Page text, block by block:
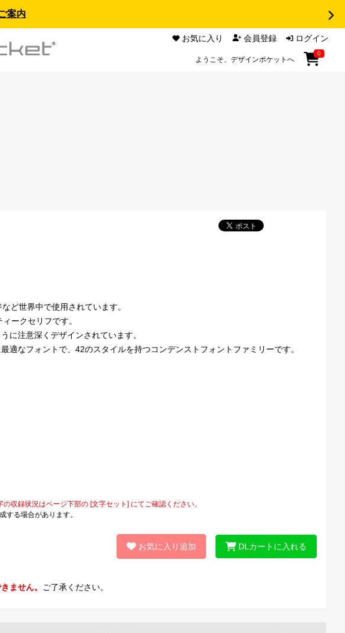
案内
お気に入り 会員登録 ログイン
ようこそ、デザインポケットへ
0
ど世界中で使用されています。
ークセリフです。
に注意深くデザインされています。
適なフォントで、42のスタイルを持つコンデンストフォントファミリーです。
収録状況はページ下部の [文字セット] にてご確認ください。
る場合があります。
お気に入り追加 DLカートに入れる
ません。 ご了承ください。